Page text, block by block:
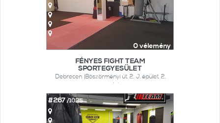
0 vélemény
FÉNYES FIGHT TEAM
SPORTEGYESÜLET
Debrecen |Böszörményi út 2. J. épület 2.
emelet
#267/1025